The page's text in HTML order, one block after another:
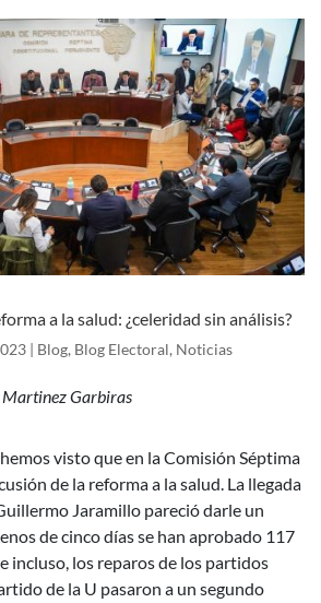
a la salud: ¿celeridad sin análisis?
| Blog, Blog Electoral, Noticias
Garbiras
visto que en la Comisión Séptima
de la reforma a la salud. La llegada
Jaramillo pareció darle un
de cinco días se han aprobado 117
incluso, los reparos de los partidos
de la U pasaron a un segundo